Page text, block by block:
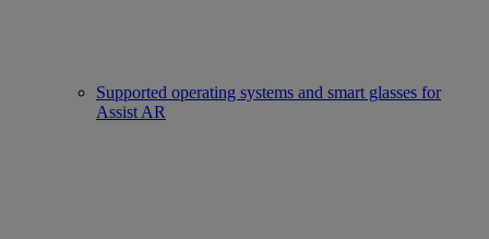
Supported operating systems and smart glasses for
Assist AR